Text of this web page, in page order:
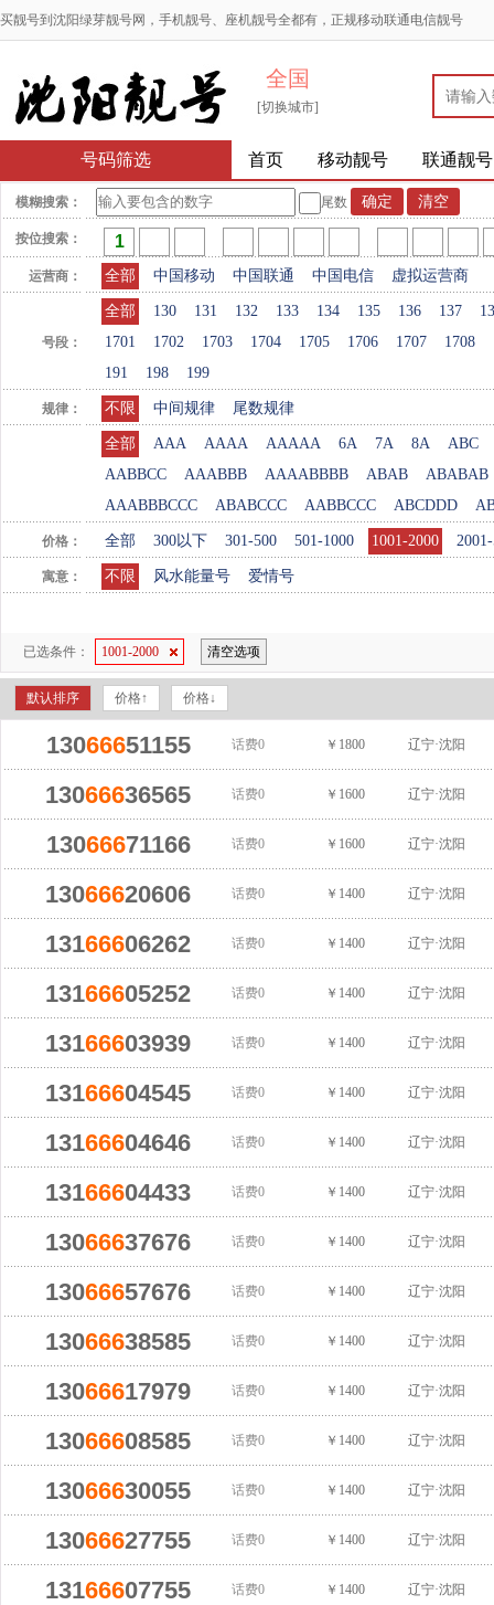
买靓号到沈阳绿芽靓号网，手机靓号、座机靓号全都有，正规移动联通电信靓号
全国
[切换城市]
号码筛选 首页 移动靓号 联通靓号
模糊搜索： 尾数
按位搜索：
运营商： 全部 中国移动 中国联通 中国电信 虚拟运营商
号段：
全部 130 131 132 133 134 135 136 137
1701
1702 1703 1704 1705 1706 1707 1708
191
198 199
规律： 不限 中间规律 尾数规律
全部 AAA AAAA AAAAA 6A 7A 8A
ABC
AABBCC
AAABBB AAAABBBB ABAB
ABABAB
AAABBBCCC
ABABCCC AABBCCC ABCDDD
价格： 全部 300以下 301-500 501-1000 1001-2000
寓意： 不限 风水能量号 爱情号
已选条件： 1001-2000 清空选项
默认排序 价格↑ 价格↓
13066651155 话费0 ￥1800 辽宁·沈阳
13066636565 话费0 ￥1600 辽宁·沈阳
13066671166 话费0 ￥1600 辽宁·沈阳
13066620606 话费0 ￥1400 辽宁·沈阳
13166606262 话费0 ￥1400 辽宁·沈阳
13166605252 话费0 ￥1400 辽宁·沈阳
13166603939 话费0 ￥1400 辽宁·沈阳
13166604545 话费0 ￥1400 辽宁·沈阳
13166604646 话费0 ￥1400 辽宁·沈阳
13166604433 话费0 ￥1400 辽宁·沈阳
13066637676 话费0 ￥1400 辽宁·沈阳
13066657676 话费0 ￥1400 辽宁·沈阳
13066638585 话费0 ￥1400 辽宁·沈阳
13066617979 话费0 ￥1400 辽宁·沈阳
13066608585 话费0 ￥1400 辽宁·沈阳
13066630055 话费0 ￥1400 辽宁·沈阳
13066627755 话费0 ￥1400 辽宁·沈阳
13166607755 话费0 ￥1400 辽宁·沈阳